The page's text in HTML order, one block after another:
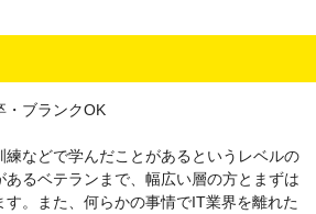
ブランクOK
などで学んだことがあるというレベルの
るベテランまで、幅広い層の方とまずは
す。また、何らかの事情でIT業界を離れた